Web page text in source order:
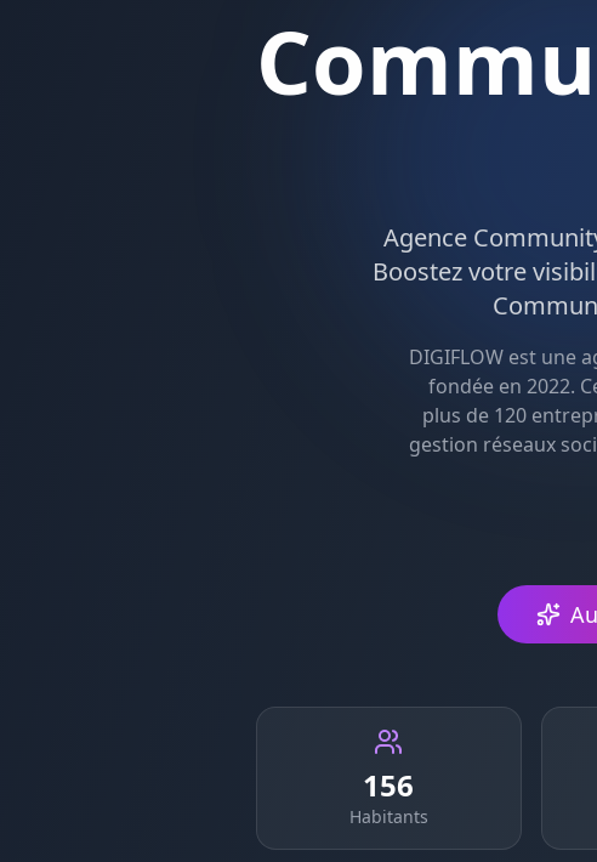
Agence
Boostez votre
DIGIFLOW est une
fondée en 2022.
plus de 120
gestion réseaux
156
Habitants